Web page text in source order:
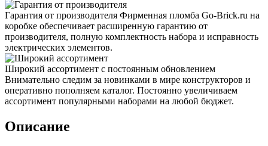
Гарантия от производителя Фирменная пломба Go-Brick.ru на
коробке обеспечивает расширенную гарантию от
производителя, полную комплектность набора и исправность
электрических элементов.
Широкий ассортимент с постоянным обновлением
Внимательно следим за новинками в мире конструкторов и
оперативно пополняем каталог. Постоянно увеличиваем
ассортимент популярными наборами на любой бюджет.
Описание